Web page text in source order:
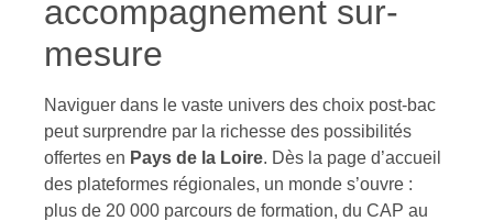
accompagnement sur-
mesure
Naviguer dans le vaste univers des choix post-bac
peut surprendre par la richesse des possibilités
offertes en Pays de la Loire. Dès la page d’accueil
des plateformes régionales, un monde s’ouvre :
plus de 20 000 parcours de formation, du CAP au